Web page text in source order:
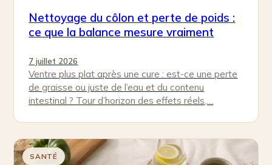
Nettoyage du côlon et perte de poids :
ce que la balance mesure vraiment
7 juillet 2026
Ventre plus plat après une cure : est-ce une perte
de graisse ou juste de l’eau et du contenu
intestinal ? Tour d’horizon des effets réels,…
SANTÉ